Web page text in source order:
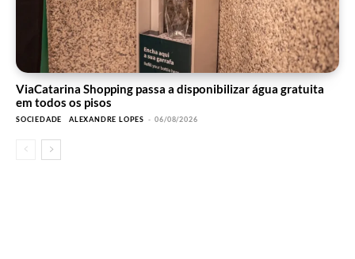
ViaCatarina Shopping passa a disponibilizar água gratuita
em todos os pisos
SOCIEDADE ALEXANDRE LOPES - 06/08/2026